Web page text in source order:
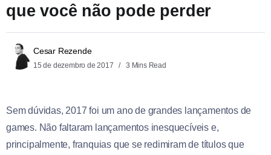
que você não pode perder
Cesar Rezende
15 de dezembro de 2017 3 Mins Read
Sem dúvidas, 2017 foi um ano de grandes lançamentos de
games. Não faltaram lançamentos inesquecíveis e,
principalmente, franquias que se redimiram de títulos que